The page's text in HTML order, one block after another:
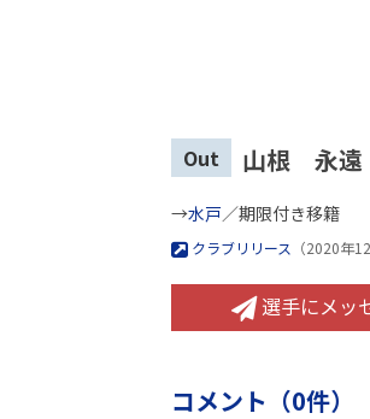
Out 山根 永遠
→水戸／期限付き移籍
クラブリリース （2020年
選手にメッ
コメント（0件）